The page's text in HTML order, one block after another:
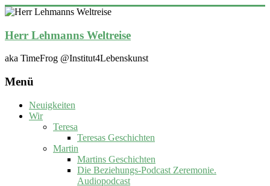
Zum
springen
Herr Lehmanns Weltreise
aka TimeFrog @Institut4Lebenskunst
Menü
Neuigkeiten
Wir
Teresa
Teresas Geschichten
Martin
Martins Geschichten
Die Beziehungs-Podcast Zeremonie.
Audiopodcast